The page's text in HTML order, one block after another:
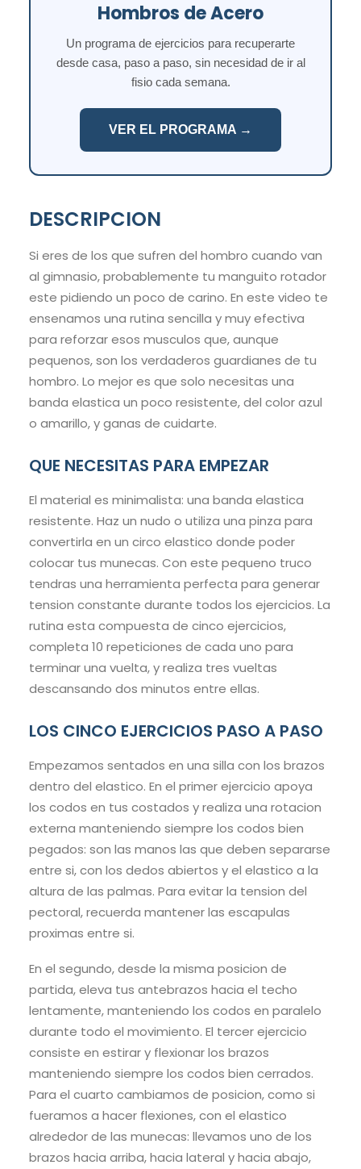
Hombros de Acero
Un programa de ejercicios para recuperarte
desde casa, paso a paso, sin necesidad de ir al
fisio cada semana.
VER EL PROGRAMA →
DESCRIPCION
Si eres de los que sufren del hombro cuando van
al gimnasio, probablemente tu manguito rotador
este pidiendo un poco de carino. En este video te
ensenamos una rutina sencilla y muy efectiva
para reforzar esos musculos que, aunque
pequenos, son los verdaderos guardianes de tu
hombro. Lo mejor es que solo necesitas una
banda elastica un poco resistente, del color azul
o amarillo, y ganas de cuidarte.
QUE NECESITAS PARA EMPEZAR
El material es minimalista: una banda elastica
resistente. Haz un nudo o utiliza una pinza para
convertirla en un circo elastico donde poder
colocar tus munecas. Con este pequeno truco
tendras una herramienta perfecta para generar
tension constante durante todos los ejercicios. La
rutina esta compuesta de cinco ejercicios,
completa 10 repeticiones de cada uno para
terminar una vuelta, y realiza tres vueltas
descansando dos minutos entre ellas.
LOS CINCO EJERCICIOS PASO A PASO
Empezamos sentados en una silla con los brazos
dentro del elastico. En el primer ejercicio apoya
los codos en tus costados y realiza una rotacion
externa manteniendo siempre los codos bien
pegados: son las manos las que deben separarse
entre si, con los dedos abiertos y el elastico a la
altura de las palmas. Para evitar la tension del
pectoral, recuerda mantener las escapulas
proximas entre si.
En el segundo, desde la misma posicion de
partida, eleva tus antebrazos hacia el techo
lentamente, manteniendo los codos en paralelo
durante todo el movimiento. El tercer ejercicio
consiste en estirar y flexionar los brazos
manteniendo siempre los codos bien cerrados.
Para el cuarto cambiamos de posicion, como si
fueramos a hacer flexiones, con el elastico
alrededor de las munecas: llevamos uno de los
brazos hacia arriba, hacia lateral y hacia abajo,